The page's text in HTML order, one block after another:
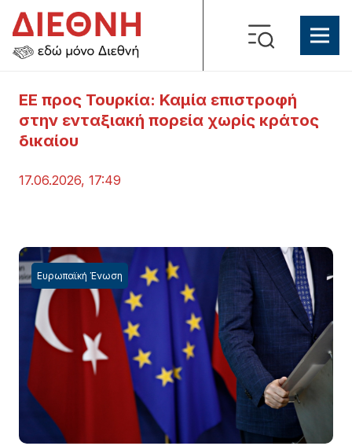
ΕΕ προς Τουρκία: Καμία επιστροφή
στην ενταξιακή πορεία χωρίς κράτος
δικαίου
17.06.2026, 17:49
Ευρωπαϊκή Ένωση